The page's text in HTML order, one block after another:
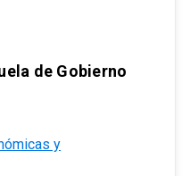
de Gobierno
y